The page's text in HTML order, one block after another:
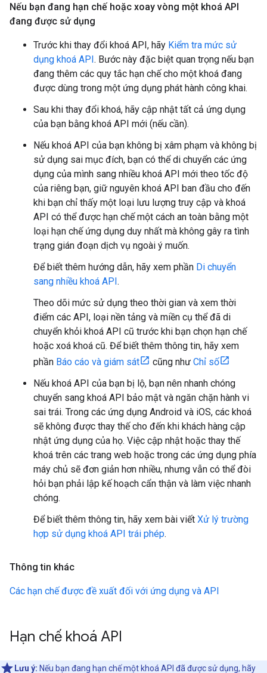
Nếu bạn đang hạn chế hoặc xoay vòng một khoá API
đang được sử dụng
Trước khi thay đổi khoá API, hãy Kiểm tra mức sử
dụng khoá API. Bước này đặc biệt quan trọng nếu bạn
đang thêm các quy tắc hạn chế cho một khoá đang
được dùng trong một ứng dụng phát hành công khai.
Sau khi thay đổi khoá, hãy cập nhật tất cả ứng dụng
của bạn bằng khoá API mới (nếu cần).
Nếu khoá API của bạn không bị xâm phạm và không bị
sử dụng sai mục đích, bạn có thể di chuyển các ứng
dụng của mình sang nhiều khoá API mới theo tốc độ
của riêng bạn, giữ nguyên khoá API ban đầu cho đến
khi bạn chỉ thấy một loại lưu lượng truy cập và khoá
API có thể được hạn chế một cách an toàn bằng một
loại hạn chế ứng dụng duy nhất mà không gây ra tình
trạng gián đoạn dịch vụ ngoài ý muốn.
Để biết thêm hướng dẫn, hãy xem phần Di chuyển
sang nhiều khoá API.
Theo dõi mức sử dụng theo thời gian và xem thời
điểm các API, loại nền tảng và miền cụ thể đã di
chuyển khỏi khoá API cũ trước khi bạn chọn hạn chế
hoặc xoá khoá cũ. Để biết thêm thông tin, hãy xem
phần Báo cáo và giám sát cũng như Chỉ số
Nếu khoá API của bạn bị lộ, bạn nên nhanh chóng
chuyển sang khoá API bảo mật và ngăn chặn hành vi
sai trái. Trong các ứng dụng Android và iOS, các khoá
sẽ không được thay thế cho đến khi khách hàng cập
nhật ứng dụng của họ. Việc cập nhật hoặc thay thế
khoá trên các trang web hoặc trong các ứng dụng phía
máy chủ sẽ đơn giản hơn nhiều, nhưng vẫn có thể đòi
hỏi bạn phải lập kế hoạch cẩn thận và làm việc nhanh
chóng.
Để biết thêm thông tin, hãy xem bài viết Xử lý trường
hợp sử dụng khoá API trái phép.
Thông tin khác
Các hạn chế được đề xuất đối với ứng dụng và API
Hạn chế khoá API
Lưu ý: Nếu bạn đang hạn chế một khoá API đã được sử dụng, hãy